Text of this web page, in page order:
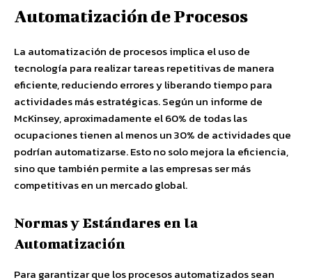
Automatización de Procesos
La automatización de procesos implica el uso de
tecnología para realizar tareas repetitivas de manera
eficiente, reduciendo errores y liberando tiempo para
actividades más estratégicas. Según un informe de
McKinsey, aproximadamente el 60% de todas las
ocupaciones tienen al menos un 30% de actividades que
podrían automatizarse. Esto no solo mejora la eficiencia,
sino que también permite a las empresas ser más
competitivas en un mercado global.
Normas y Estándares en la
Automatización
Para garantizar que los procesos automatizados sean